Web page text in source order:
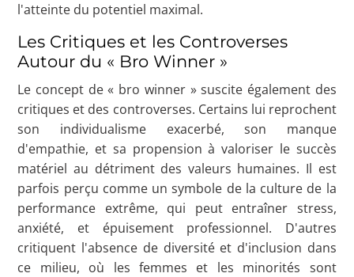
l'atteinte du potentiel maximal.
Les Critiques et les Controverses
Autour du « Bro Winner »
Le concept de « bro winner » suscite également des
critiques et des controverses. Certains lui reprochent
son individualisme exacerbé, son manque
d'empathie, et sa propension à valoriser le succès
matériel au détriment des valeurs humaines. Il est
parfois perçu comme un symbole de la culture de la
performance extrême, qui peut entraîner stress,
anxiété, et épuisement professionnel. D'autres
critiquent l'absence de diversité et d'inclusion dans
ce milieu, où les femmes et les minorités sont